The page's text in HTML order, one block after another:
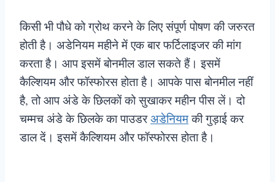
किसी भी पौधे को ग्रोथ करने के लिए संपूर्ण पोषण की जरुरत
होती है। अडेनियम महीने में एक बार फर्टिलाइजर की मांग
करता है। आप इसमें बोनमील डाल सकते हैं। इसमें
कैल्शियम और फॉस्फोरस होता है। आपके पास बोनमील नहीं
है, तो आप अंडे के छिलकों को सुखाकर महीन पीस लें। दो
चम्मच अंडे के छिलके का पाउडरअडेनियमकी गुड़ाई कर
डाल दें। इसमें कैल्शियम और फॉस्फोरस होता है।